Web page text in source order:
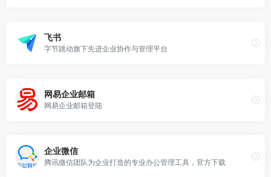
飞书
字节跳动旗下先进企业协作与管理平台
网易企业邮箱
网易企业邮箱登陆
企业微信
腾讯微信团队为企业打造的专业办公管理工具，官方下载